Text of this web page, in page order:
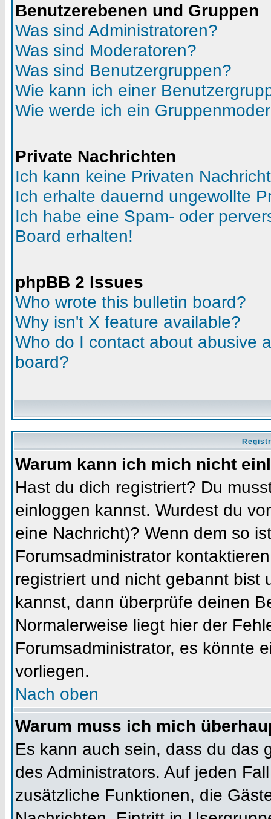
Benutzerebenen und Gruppen
Was sind Administratoren?
Was sind Moderatoren?
Was sind Benutzergruppen?
Wie kann ich einer
Wie werde ich ein
Private Nachrichten
Ich kann keine Privaten
Ich erhalte dauernd ungewollte
Ich habe eine Spam- oder
Board erhalten!
phpBB 2 Issues
Who wrote this bulletin board?
Why isn't X feature available?
Who do I contact about abusive
board?
Warum kann ich mich nicht
Hast du dich registriert? Du
einloggen kannst. Wurdest du
eine Nachricht)? Wenn dem so
Forumsadministrator
registriert und nicht gebannt bist
kannst, dann überprüfe deinen
Normalerweise liegt hier der
Forumsadministrator, es könnte
vorliegen.
Nach oben
Warum muss ich mich
Es kann auch sein, dass du das
des Administrators. Auf jeden
zusätzliche Funktionen, die